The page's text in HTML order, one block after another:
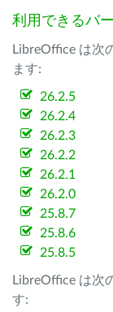
利用できるバ
LibreOffice は次
ます:
26.2.5
26.2.4
26.2.3
26.2.2
26.2.1
26.2.0
25.8.7
25.8.6
25.8.5
LibreOffice は次
す: